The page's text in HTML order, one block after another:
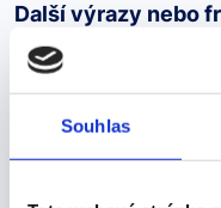
Souhlas
Další výrazy nebo
slovníku
visitors a year